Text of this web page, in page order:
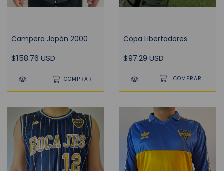
Campera Japón 2000
$158.76 USD
COMPRAR
Copa Libertadores
$97.29 USD